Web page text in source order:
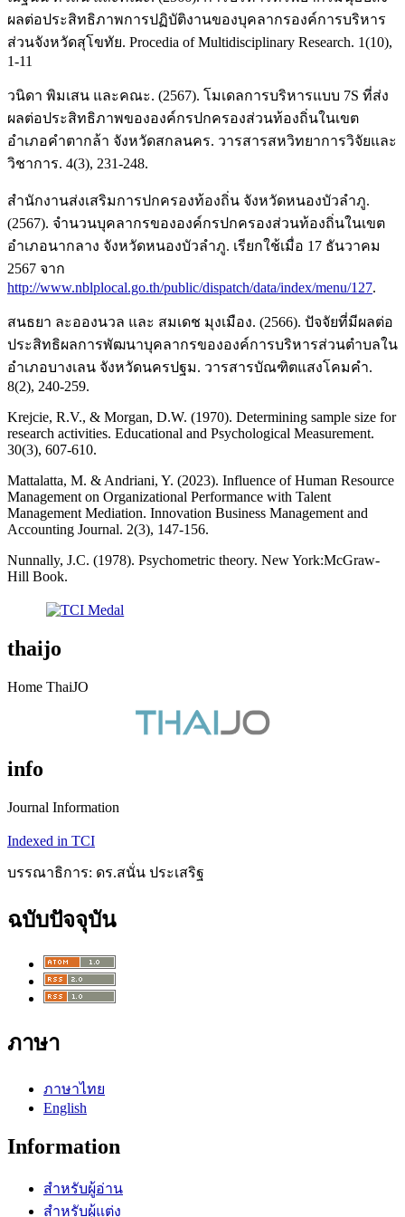
ผลต่อประสิทธิภาพการปฏิบัติงานของบุคลากรองค์การบริหาร
ส่วนจังหวัดสุโขทัย. Procedia of Multidisciplinary Research. 1(10),
1-11
วนิดา พิมเสน และคณะ. (2567). โมเดลการบริหารแบบ 7S ที่ส่ง
ผลต่อประสิทธิภาพขององค์กรปกครองส่วนท้องถิ่นในเขต
อำเภอคำตากล้า จังหวัดสกลนคร. วารสารสหวิทยาการวิจัยและ
วิชาการ. 4(3), 231-248.
สำนักงานส่งเสริมการปกครองท้องถิ่น จังหวัดหนองบัวลำภู.
(2567). จำนวนบุคลากรขององค์กรปกครองส่วนท้องถิ่นในเขต
อำเภอนากลาง จังหวัดหนองบัวลำภู. เรียกใช้เมื่อ 17 ธันวาคม
2567 จาก
http://www.nblplocal.go.th/public/dispatch/data/index/menu/127.
สนธยา ละอองนวล และ สมเดช มุงเมือง. (2566). ปัจจัยที่มีผลต่อ
ประสิทธิผลการพัฒนาบุคลากรขององค์การบริหารส่วนตำบลใน
อำเภอบางเลน จังหวัดนครปฐม. วารสารบัณฑิตแสงโคมคำ.
8(2), 240-259.
Krejcie, R.V., & Morgan, D.W. (1970). Determining sample size for
research activities. Educational and Psychological Measurement.
30(3), 607-610.
Mattalatta, M. & Andriani, Y. (2023). Influence of Human Resource
Management on Organizational Performance with Talent
Management Mediation. Innovation Business Management and
Accounting Journal. 2(3), 147-156.
Nunnally, J.C. (1978). Psychometric theory. New York:McGraw-
Hill Book.
thaijo
Home ThaiJO
info
Journal Information
Indexed in TCI
บรรณาธิการ: ดร.สนั่น ประเสริฐ
ฉบับปัจจุบัน
ภาษา
ภาษาไทย
English
Information
สำหรับผู้อ่าน
สำหรับผู้แต่ง